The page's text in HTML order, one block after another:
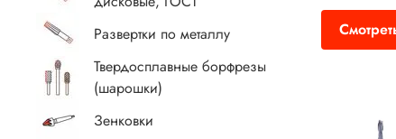
Развертки по металлу
Твердосплавные борфрезы
(шарошки)
Зенковки